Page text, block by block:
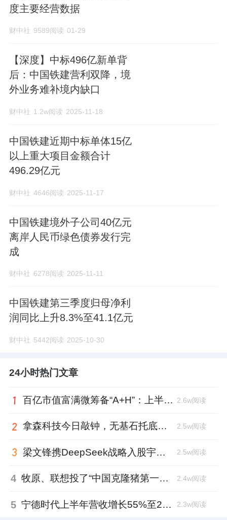
度主要经营数据
财中社 9589阅读 01-29
【深度】中标496亿新单背
后：中国铁建营利双降，境
外业务难补境内缺口
财中社 1.2w阅读 2025-11-18
中国铁建近期中标单体15亿
以上重大项目金额合计
496.29亿元
财中社 4646阅读 2025-11-17
中国铁建境外子公司40亿元
离岸人民币绿色债券发行完
成
财中社 6278阅读 2025-11-11
中国铁建第三季度归母净利
润同比上升8.3%至41.1亿元
财中社 5442阅读 2025-10-30
24小时热门文章
百亿市值富满微筹备“A+H”：上半年净利大增353%，99年董秘、01年证代上位 2.6w阅读
拿森科技今日敲钟，无基石托底，上市市值超百亿 2.5w阅读
梁文锋携DeepSeek战略入股宇树科技，斥资1.4亿锁定3年 2.5w阅读
4 牧原、联想投了“中国克隆猪第一人”，中科奥格完成超2亿元A3轮融资 2.4w阅读
5 宁德时代上半年营收增长55%至2769亿元、日赚超2亿，中期分红近62亿元 2.3w阅读